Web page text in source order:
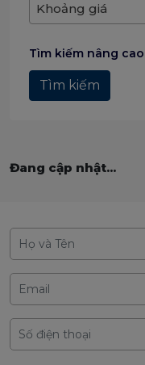
Khoảng giá
Tìm kiếm nâng cao
Tìm kiếm
Đang cập nhật...